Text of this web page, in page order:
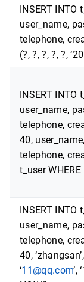
INSERT INTO
user_name,
telephone,
(?, ?, ?, ?, ?,
INSERT INTO
user_name,
telephone,
40,
telephone,
t_user
INSERT INTO
user_name,
telephone,
40,
‘11@qq.com’,